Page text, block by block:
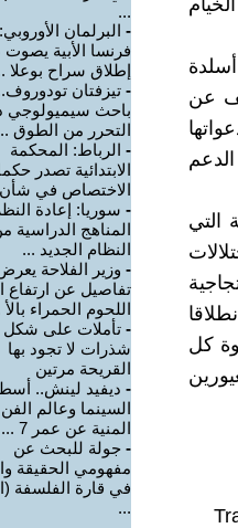
عن
التي
صباح الأحد 09 فبراير انطلاقا
دعوة كل
...
- البرلمان
فرنسا الأبية
إطلاق سراح بوعلا
- تيزفتان
باحث سيميولوجي
التحرر من الطوق
- الرباط: المحكمة
الابتدائية تصدر
الاختصاص في
- سوريا: إعادة
المناهج الدراسية
النظام الجديد ...
- وزير الفلاحة
تفاصيل عن ارتفاع
اللحوم الحمراء بالأ
- تأملات على شكل
شذرات لا تجود بها
القريحة مرتين
- ديفيد لينش..
السينما وعالم
المنية عن عمر 7 ...
- جولة للبحث عن
مفهومي الحقيقة
في قارة الفلسفة
...